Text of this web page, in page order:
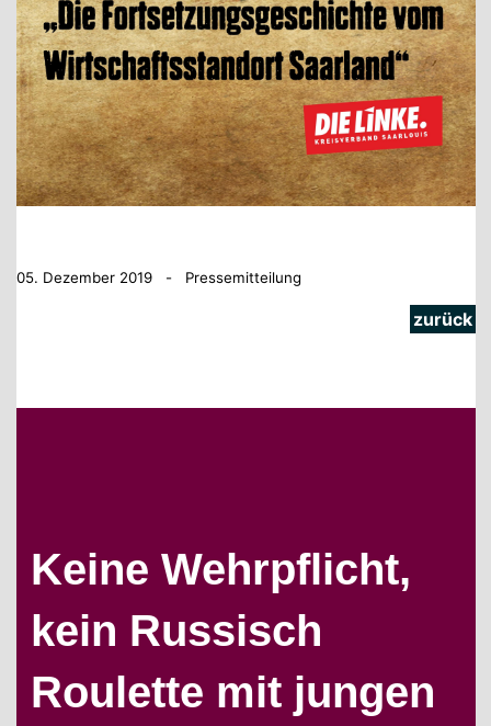
05. Dezember 2019 - Pressemitteilung
zurück
Keine Wehrpflicht,
kein Russisch
Roulette mit jungen